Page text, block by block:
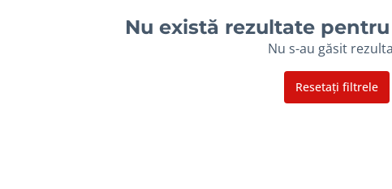
Nu există rezultate
Nu s-au găsit
Resetați filtrele